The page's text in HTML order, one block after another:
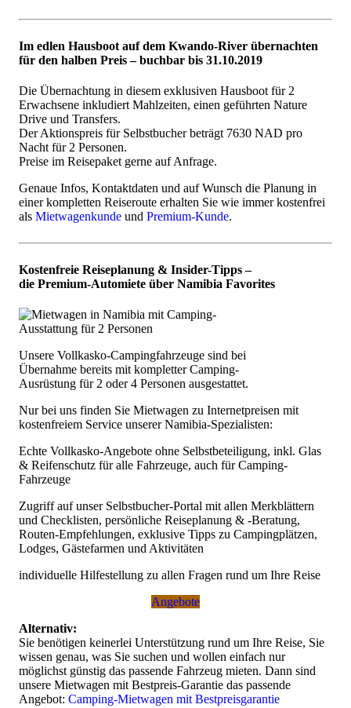
Im edlen Hausboot auf dem Kwando-River übernachten
für den halben Preis – buchbar bis 31.10.2019
Die Übernachtung in diesem exklusiven Hausboot für 2
Erwachsene inkludiert Mahlzeiten, einen geführten Nature
Drive und Transfers.
Der Aktionspreis für Selbstbucher beträgt 7630 NAD pro
Nacht für 2 Personen.
Preise im Reisepaket gerne auf Anfrage.
Genaue Infos, Kontaktdaten und auf Wunsch die Planung in
einer kompletten Reiseroute erhalten Sie wie immer kostenfrei
als Mietwagenkunde und Premium-Kunde.
Kostenfreie Reiseplanung & Insider-Tipps –
die Premium-Automiete über Namibia Favorites
Unsere Vollkasko-Campingfahrzeuge sind bei
Übernahme bereits mit kompletter Camping-
Ausrüstung für 2 oder 4 Personen ausgestattet.
Nur bei uns finden Sie Mietwagen zu Internetpreisen mit
kostenfreiem Service unserer Namibia-Spezialisten:
Echte Vollkasko-Angebote ohne Selbstbeteiligung, inkl. Glas
& Reifenschutz für alle Fahrzeuge, auch für Camping-
Fahrzeuge
Zugriff auf unser Selbstbucher-Portal mit allen Merkblättern
und Checklisten, persönliche Reiseplanung & -Beratung,
Routen-Empfehlungen, exklusive Tipps zu Campingplätzen,
Lodges, Gästefarmen und Aktivitäten
individuelle Hilfestellung zu allen Fragen rund um Ihre Reise
Angebote
Alternativ:
Sie benötigen keinerlei Unterstützung rund um Ihre Reise, Sie
wissen genau, was Sie suchen und wollen einfach nur
möglichst günstig das passende Fahrzeug mieten. Dann sind
unsere Mietwagen mit Bestpreis-Garantie das passende
Angebot: Camping-Mietwagen mit Bestpreisgarantie